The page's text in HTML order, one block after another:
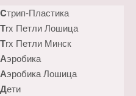
Cтрип-Пластика
Trx Петли Лошица
Trx Петли Минск
Аэробика
Аэробика Лошица
Дети